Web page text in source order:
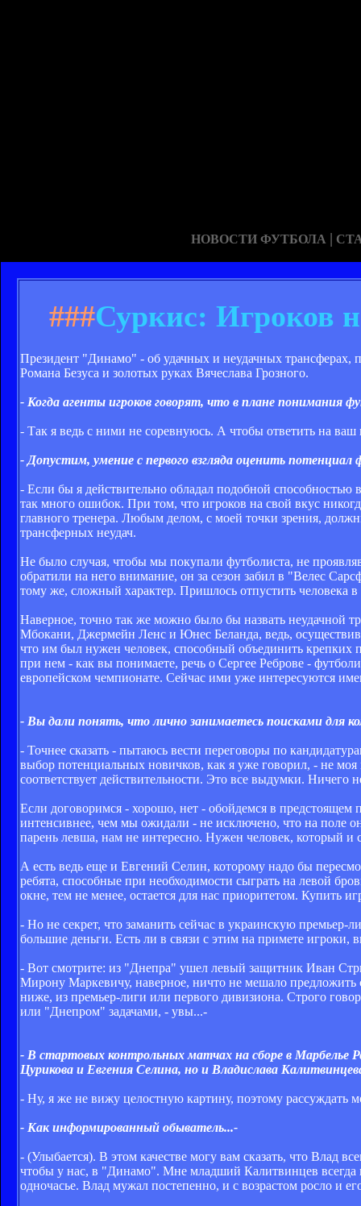
НОВОСТИ ФУТБОЛА |
###Суркис: Игроков
Президент "Динамо" - об удачных и неудачных
Романа Безуса и золотых руках Вячеслава Грозного.
- Когда агенты игроков говорят, что в плане понимания
- Так я ведь с ними не соревнуюсь. А чтобы ответить на
- Допустим, умение с первого взгляда оценить потенциал
- Если бы я действительно обладал подобной
так много ошибок. При том, что игроков на свой вкус
главного тренера. Любым делом, с моей точки зрения,
трансферных неудач.
Не было случая, чтобы мы покупали футболиста, не
обратили на него внимание, он за сезон забил в "Велес
тому же, сложный характер. Пришлось отпустить человека в
Наверное, точно так же можно было бы назвать неудачной
Мбокани, Джермейн Ленс и Юнес Беланда, ведь,
что им был нужен человек, способный объединить крепких
при нем - как вы понимаете, речь о Сергее Реброве -
европейском чемпионате. Сейчас ими уже интересуются
- Вы дали понять, что лично занимаетесь поисками для
- Точнее сказать - пытаюсь вести переговоры по
выбор потенциальных новичков, как я уже говорил, - не
соответствует действительности. Это все выдумки.
Если договоримся - хорошо, нет - обойдемся в предстоящем
интенсивнее, чем мы ожидали - не исключено, что на поле
парень левша, нам не интересно. Нужен человек, который
А есть ведь еще и Евгений Селин, которому надо бы
ребята, способные при необходимости сыграть на левой
окне, тем не менее, остается для нас приоритетом. Купить
- Но не секрет, что заманить сейчас в украинскую премьер-
большие деньги. Есть ли в связи с этим на примете
- Вот смотрите: из "Днепра" ушел левый защитник Иван
Мирону Маркевичу, наверное, ничто не мешало предложить
ниже, из премьер-лиги или первого дивизиона. Строго
или "Днепром" задачами, - увы...-
- В стартовых контрольных матчах на сборе в Марбелье
Цурикова и Евгения Селина, но и Владислава
- Ну, я же не вижу целостную картину, поэтому рассуждать
- Как информированный обыватель...-
- (Улыбается). В этом качестве могу вам сказать, что Влад
чтобы у нас, в "Динамо". Мне младший Калитвинцев всегда
одночасье. Влад мужал постепенно, и с возрастом росло и